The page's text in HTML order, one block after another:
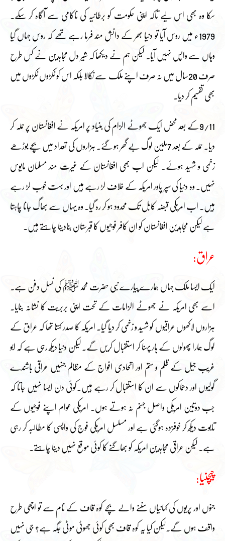
سکا وہ بھی اس لیے تاکہ اپنی حکومت کو برطانیہ کی ناکامی سے آگاہ کر سکے۔
1979ء میں روس آیا تو دنیا بھر کے دانش مند فرما رہے تھے کہ روس جہاں گیا
وہاں سے واپس نہیں آیا۔ لیکن ہم نے دیکھا کہ شیر دل مجاہدین نے کس طرح
صرف 20سال میں نہ صرف اپنے ملک سے نکالا بلکہ اس کو ٹکڑوں ٹکڑوں میں
بھی تقسیم کر دیا۔
9/11کے بعد محض ایک جھوٹے الزام کی بنیاد پر امریکہ نے افغانستان پر حملہ کر
دیا۔ حملہ کے بعد 7ملین لوگ بے گھر ہو گئے۔ ہزاروں کی تعداد میں بچے بوڑھے
زخمی و شہید ہوئے۔ لیکن اب بھی افغانستان کے غیرت مند مسلمان مایوس
نہیں۔ وہ دنیا کی سپر پاور امریکہ کے خلاف لڑ رہے ہیں اور بہت خوب لڑ رہے
ہیں۔ اب امریکی قبضہ کابل تک محدود ہو کر رہ گیا۔ وہ یہاں سے بھاگ جانا چاہتا
ہے لیکن مجاہدین افغانستان کو ان کافر فوجیوں کا قبرستان بنادینا چاہتے ہیں۔
عراق:
ایک ایسا ملک جہاں ہمارے پیارے نبی حضرت محمد ﷺ کی نسل دفن ہے۔
اسے بھی امریکہ نے جھوٹے الزامات کے تحت اپنی بربریت کا نشانہ بنایا۔
ہزاروں لاکھوں عراقیوں کو شہید و زخمی کر دیا گیا۔ امریکہ کا صدر کہتا تھا کہ عراق کے
لوگ ہمارا پھولوں کے ہار پہنا کر استقبال کریں گے۔ لیکن دنیا دیکھ رہی ہے کہ ابو
غریب جیل کے ظلم و ستم اور اتحادی افواج کے مظالم جنہیں عراقی باشندے
گولیوں اور دھماکوں سے ان کا استقبال کر رہے ہیں۔کوئی دن ایسا نہیں جاتا کہ
جب دوتین امریکی واصل جہنم نہ ہوتے ہوں۔ امریکی عوام اپنے فوجیوں کے
تابوت دیکھ کر خوفزدہ ہوگئی ہے اور مسلسل امریکی فوج کی واپسی کا مطالبہ کر رہی
ہے۔ لیکن عراقی مجاہدین امریکہ کو بھاگنے کا کوئی موقع نہیں دینا چاہتے۔
چیچنیا:
جنوں اور پریوں کی کہانیاں سننے والے بچے کوہ قاف کے نام سے تو اچھی طرح
واقف ہوں گے۔لیکن کیا یہ کوہ قاف بھی کوئی جھوٹی موٹی جگہ ہے؟ جی نہیں